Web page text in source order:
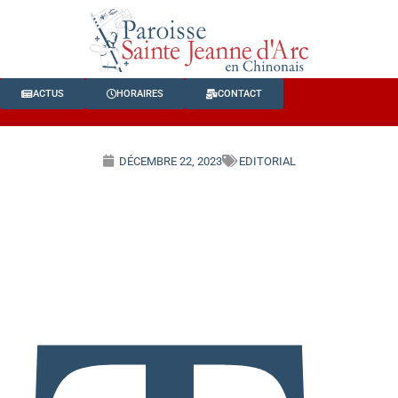
ACTUS HORAIRES CONTACT
DÉCEMBRE 22, 2023 EDITORIAL